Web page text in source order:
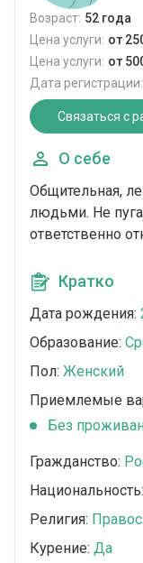
Возраст: 52 года
Цена услуги: от
Цена услуги: от
Дата регистрации:
Связаться с
О себе
Общительная,
людьми. Не
ответственно
Кратко
Дата рождения:
Образование:
Пол: Женский
Приемлемые
Без
Гражданство:
Национальность:
Религия:
Курение: Да